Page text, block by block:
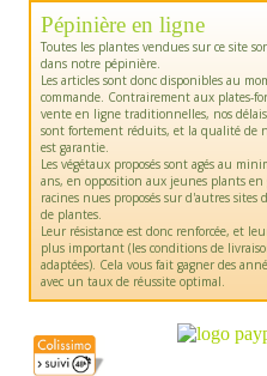
Pépinière en ligne
Toutes les plantes vendues sur ce site
dans notre pépinière.
Les articles sont donc disponibles au
commande. Contrairement aux plates-
vente en ligne traditionnelles, nos
sont fortement réduits, et la qualité de
est garantie.
Les végétaux proposés sont agés au
ans, en opposition aux jeunes plants en
racines nues proposés sur d'autres sites
de plantes.
Leur résistance est donc renforcée, et
plus important (les conditions de
adaptées). Cela vous fait gagner des
avec un taux de réussite optimal.